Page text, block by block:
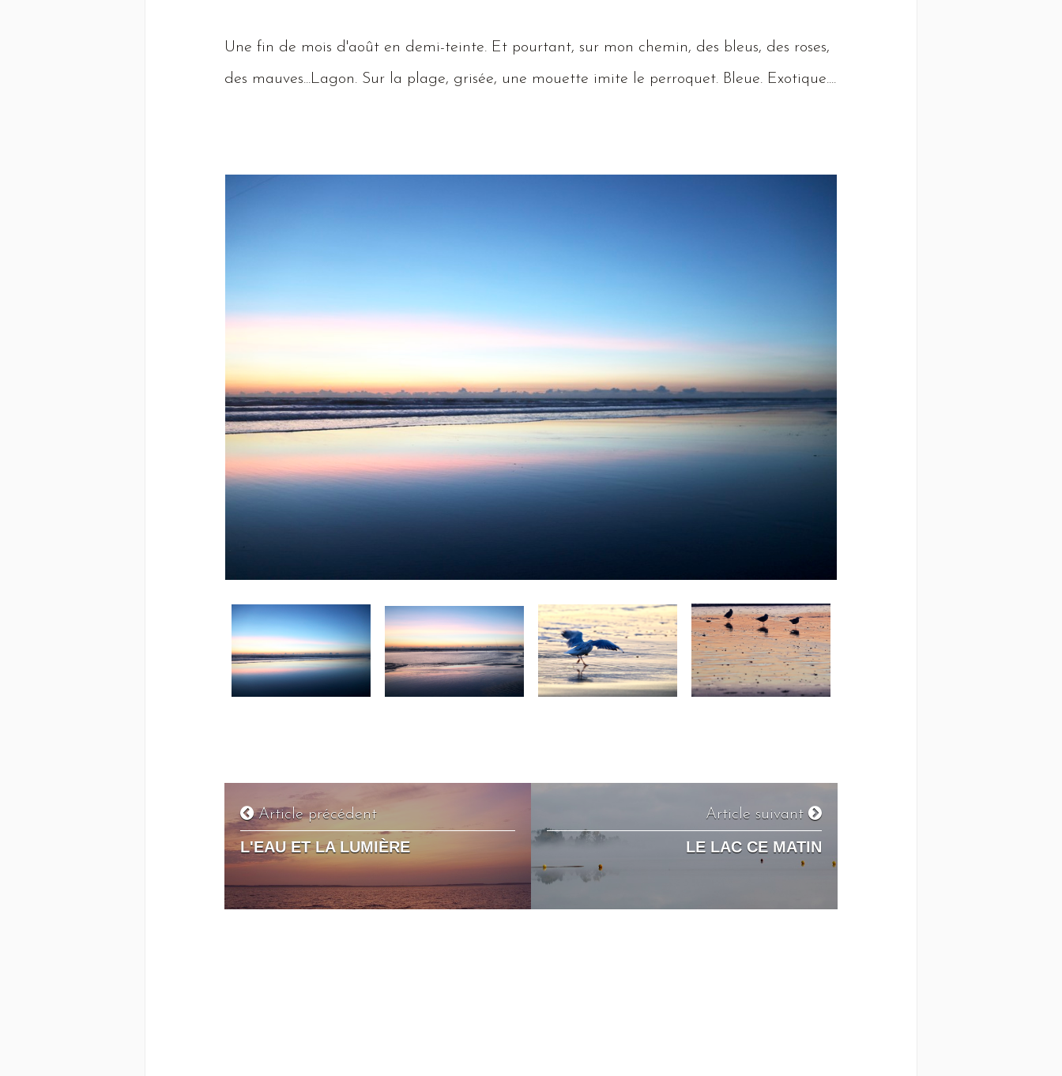
Une fin de mois d'août en demi-teinte. Et pourtant, sur mon chemin, des bleus, des roses,
des mauves...Lagon. Sur la plage, grisée, une mouette imite le perroquet. Bleue. Exotique....
Article précédent
L'EAU ET LA LUMIÈRE
Article suivant
LE LAC CE MATIN